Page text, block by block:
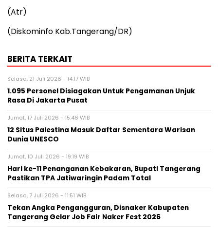
(Atr)
(Diskominfo Kab.Tangerang/DR)
BERITA TERKAIT
Selasa, 21 Juli 2026 - 14:17 WIB
1.095 Personel Disiagakan Untuk Pengamanan Unjuk
Rasa Di Jakarta Pusat
Jumat, 17 Juli 2026 - 15:46 WIB
12 Situs Palestina Masuk Daftar Sementara Warisan
Dunia UNESCO
Jumat, 10 Juli 2026 - 19:19 WIB
Hari ke-11 Penanganan Kebakaran, Bupati Tangerang
Pastikan TPA Jatiwaringin Padam Total
Selasa, 7 Juli 2026 - 11:51 WIB
Tekan Angka Pengangguran, Disnaker Kabupaten
Tangerang Gelar Job Fair Naker Fest 2026